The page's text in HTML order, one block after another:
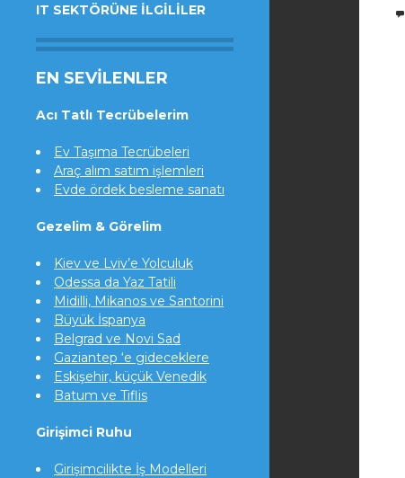
IT SEKTÖRÜNE İLGILILER
EN SEVILENLER
Acı Tatlı Tecrübelerim
Ev Taşıma Tecrübeleri
Araç alım satım işlemleri
Evde ördek besleme sanatı
Gezelim & Görelim
Kiev ve Lviv’e Yolculuk
Odessa da Yaz Tatili
Midilli, Mikanos ve Santorini
Büyük İspanya
Belgrad ve Novi Sad
Gaziantep ‘e gideceklere
Eskişehir, küçük Venedik
Batum ve Tiflis
Girişimci Ruhu
Girişimcilikte İş Modelleri